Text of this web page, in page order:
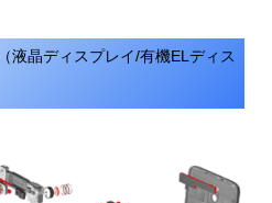
晶ディスプレイ/有機ELディス